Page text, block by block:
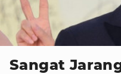
Sangat